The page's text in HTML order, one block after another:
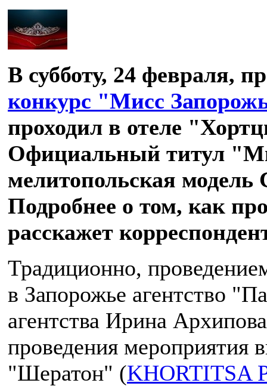
В субботу, 24 февраля,
конкурс "Мисс
проходил в отеле
Официальный титул
мелитопольская
Подробнее о том, как
расскажет
Традиционно,
в Запорожье агентство
агентства Ирина
проведения мероприятия
"Шератон" (KHORTITSA